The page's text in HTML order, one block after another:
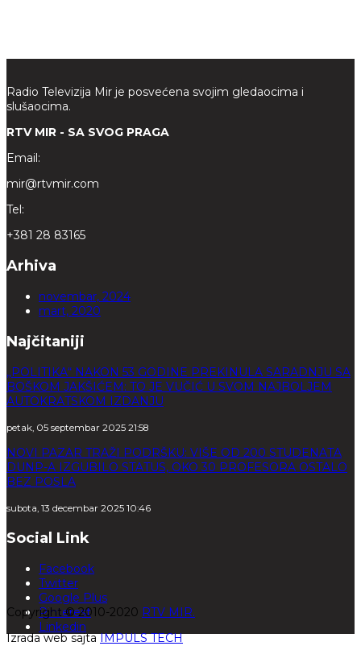
Radio Televizija Mir je posvećena svojim gledaocima i
slušaocima.
RTV MIR - SA SVOG PRAGA
Email:
mir@rtvmir.com
Tel:
+381 28 83165
Arhiva
novembar, 2024
mart, 2020
Najčitaniji
„POLITIKA“ NAKON 53 GODINE PREKINULA SARADNJU SA
BOŠKOM JAKŠIĆEM: TO JE VUČIĆ U SVOM NAJBOLJEM
AUTOKRATSKOM IZDANJU
petak, 05 septembar 2025 21:58
NOVI PAZAR TRAŽI PODRŠKU: VIŠE OD 200 STUDENATA
DUNP-A IZGUBILO STATUS, OKO 30 PROFESORA OSTALO
BEZ POSLA
subota, 13 decembar 2025 10:46
Social Link
Facebook
Twitter
Google Plus
Pinterest
Linkedin
Copyright © 2010-2020 RTV MIR.
Izrada web sajtaIMPULS TECH